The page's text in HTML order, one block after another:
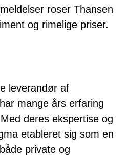
roser Thansen
og rimelige priser.
leverandør af
mange års erfaring
deres ekspertise og
etableret sig som en
private og